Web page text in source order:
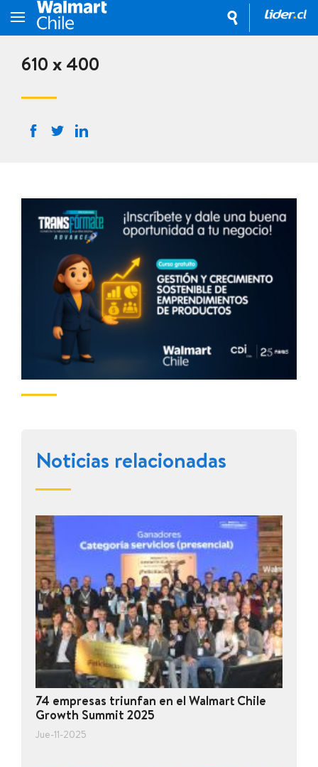
610 x 400
Noticias relacionadas
74 empresas triunfan en el Walmart Chile
Growth Summit 2025
Jue-11-2025